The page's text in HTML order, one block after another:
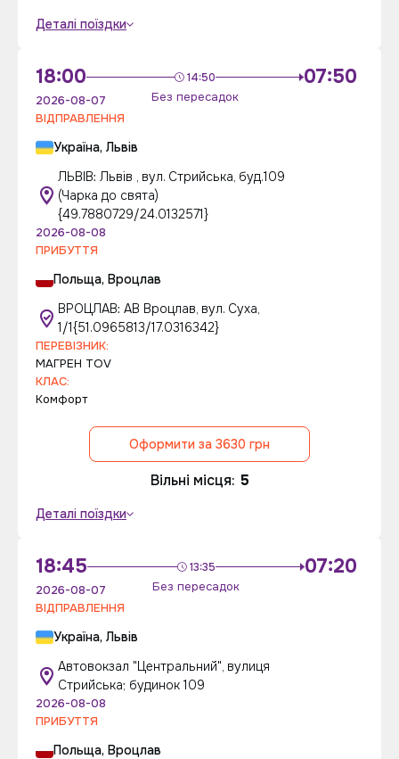
Деталі поїздки
18:00 14:50
Без пересадок
07:50
2026-08-07
ВІДПРАВЛЕННЯ
Україна, Львів
ЛЬВІВ: Львів , вул. Стрийська, буд.109
(Чарка до свята)
{49.7880729/24.0132571}
2026-08-08
ПРИБУТТЯ
Польща, Вроцлав
ВРОЦЛАВ: АВ Вроцлав, вул. Суха,
1/1{51.0965813/17.0316342}
ПЕРЕВІЗНИК:
МAГPЕН ТОV
КЛАС:
Комфорт
Оформити за 3630 грн
Вільні місця: 5
Деталі поїздки
18:45 13:35
Без пересадок
07:20
2026-08-07
ВІДПРАВЛЕННЯ
Україна, Львів
Автовокзал "Центральний", вулиця
Стрийська; будинок 109
2026-08-08
ПРИБУТТЯ
Польща, Вроцлав